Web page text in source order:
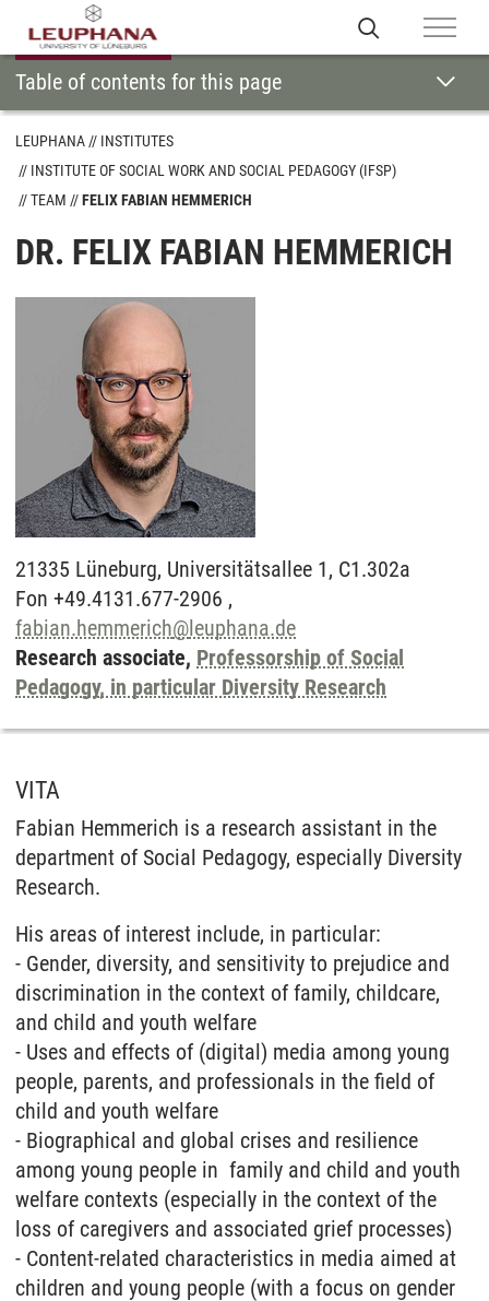
Table of contents for this page
LEUPHANA
INSTITUTES
INSTITUTE OF SOCIAL WORK AND SOCIAL PEDAGOGY (IFSP)
TEAM
FELIX FABIAN HEMMERICH
DR. FELIX FABIAN HEMMERICH
21335 Lüneburg, Universitätsallee 1, C1.302a
Fon +49.4131.677-2906 ,
fabian.hemmerich@leuphana.de
Research associate, Professorship of Social
Pedagogy, in particular Diversity Research
VITA
Fabian Hemmerich is a research assistant in the
department of Social Pedagogy, especially Diversity
Research.
His areas of interest include, in particular:
- Gender, diversity, and sensitivity to prejudice and
discrimination in the context of family, childcare,
and child and youth welfare
- Uses and effects of (digital) media among young
people, parents, and professionals in the field of
child and youth welfare
- Biographical and global crises and resilience
among young people in family and child and youth
welfare contexts (especially in the context of the
loss of caregivers and associated grief processes)
- Content-related characteristics in media aimed at
children and young people (with a focus on gender